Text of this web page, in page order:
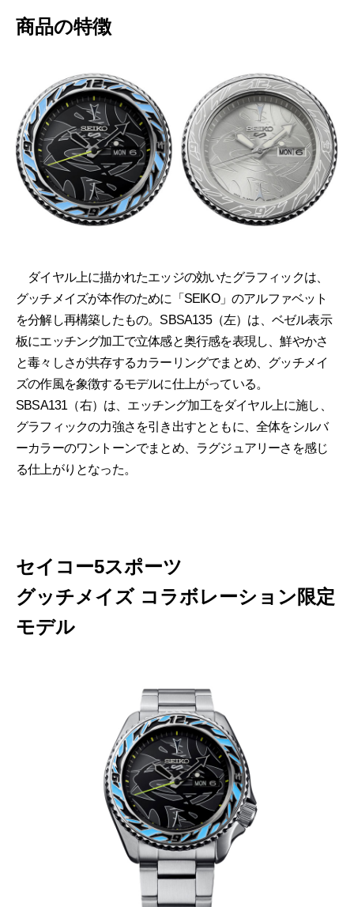
商品の特徴
ダイヤル上に描かれたエッジの効いたグラフィックは、
グッチメイズが本作のために「SEIKO」のアルファベット
を分解し再構築したもの。SBSA135（左）は、ベゼル表示
板にエッチング加工で立体感と奥行感を表現し、鮮やかさ
と毒々しさが共存するカラーリングでまとめ、グッチメイ
ズの作風を象徴するモデルに仕上がっている。
SBSA131（右）は、エッチング加工をダイヤル上に施し、
グラフィックの力強さを引き出すとともに、全体をシルバ
ーカラーのワントーンでまとめ、ラグジュアリーさを感じ
る仕上がりとなった。
セイコー5スポーツ
グッチメイズ コラボレーション限定
モデル